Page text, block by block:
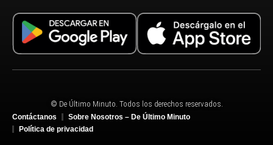
© De Último Minuto. Todos los derechos reservados.
Contáctanos
Sobre Nosotros – De Último Minuto
Política de privacidad